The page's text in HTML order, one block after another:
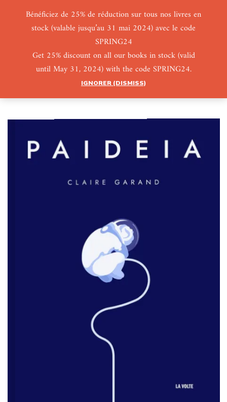
Bénéficiez de 25% de réduction sur tous nos livres en
stock (valable jusqu’au 31 mai 2024) avec le code
SPRING24
Get 25% discount on all our books in stock (valid
until May 31, 2024) with the code SPRING24.
IGNORER (DISMISS)
0 0